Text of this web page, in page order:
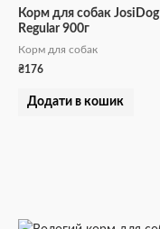
Корм для собак JosiDog
Regular 900г
Корм для собак
₴176
Додати в кошик